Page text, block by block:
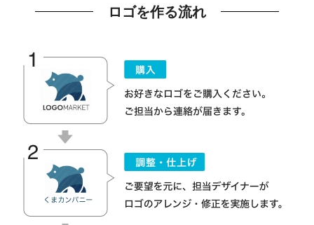
ロゴを作る流れ